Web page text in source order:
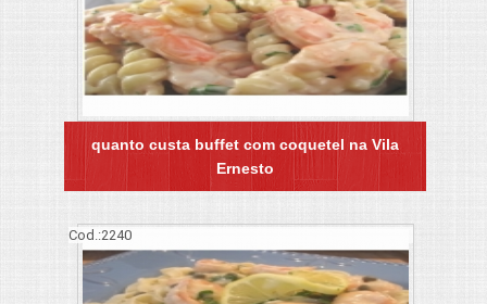
quanto custa buffet com coquetel na Vila
Ernesto
Cod.:2240